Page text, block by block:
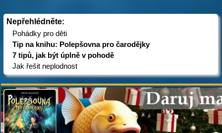
Nepřehlédněte:
Pohádky pro děti
Tip na knihu: Polepšovna pro čarodějky
7 tipů, jak být úplně v pohodě
Jak řešit neplodnost